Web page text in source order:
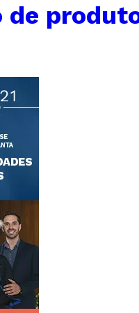
de